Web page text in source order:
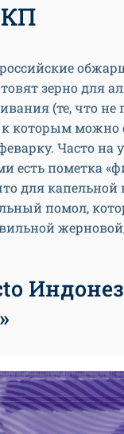
зерно для
(те, что не
которым можно
Часто на
есть пометка
для капельной
помол,